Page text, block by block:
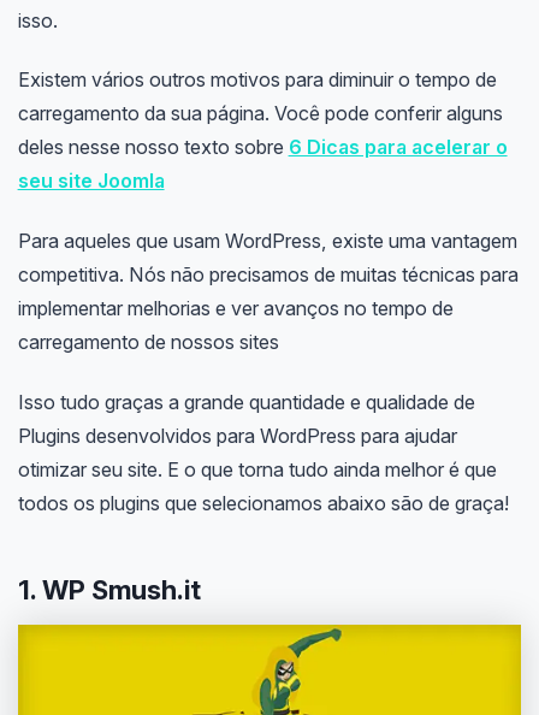
isso.
Existem vários outros motivos para diminuir o tempo de
carregamento da sua página. Você pode conferir alguns
deles nesse nosso texto sobre 6 Dicas para acelerar o
seu site Joomla
Para aqueles que usam WordPress, existe uma vantagem
competitiva. Nós não precisamos de muitas técnicas para
implementar melhorias e ver avanços no tempo de
carregamento de nossos sites
Isso tudo graças a grande quantidade e qualidade de
Plugins desenvolvidos para WordPress para ajudar
otimizar seu site. E o que torna tudo ainda melhor é que
todos os plugins que selecionamos abaixo são de graça!
1. WP Smush.it